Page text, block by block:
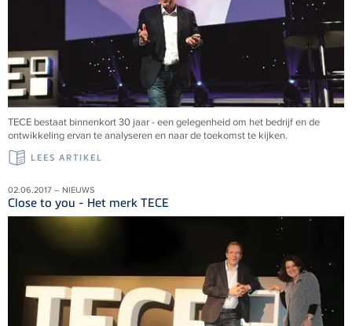
TECE bestaat binnenkort 30 jaar - een gelegenheid om het bedrijf en de
ontwikkeling ervan te analyseren en naar de toekomst te kijken.
LEES ARTIKEL
02.06.2017 – NIEUWS
Close to you - Het merk TECE